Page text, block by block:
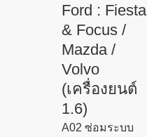
Ford : Fiesta
& Focus /
Mazda /
Volvo
(เครื่องยนต์
1.6)
A02 ซ่อมระบบ